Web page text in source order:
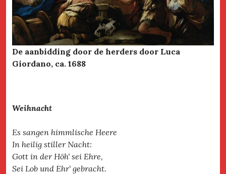
De aanbidding door de herders door Luca
Giordano, ca. 1688
Weihnacht
Es sangen himmlische Heere
In heilig stiller Nacht:
Gott in der Höh‘ sei Ehre,
Sei Lob und Ehr‘ gebracht.